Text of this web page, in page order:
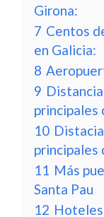
Girona:
7 Centos
en Galicia:
8
9
principales
10
principales
11 Más
Santa Pau
12 Hoteles